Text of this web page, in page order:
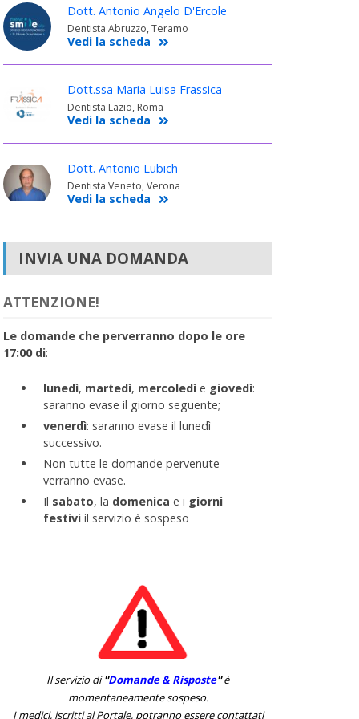
Dott. Antonio Angelo D'Ercole
Dentista Abruzzo, Teramo
Vedi la scheda
Dott.ssa Maria Luisa Frassica
Dentista Lazio, Roma
Vedi la scheda
Dott. Antonio Lubich
Dentista Veneto, Verona
Vedi la scheda
INVIA UNA DOMANDA
ATTENZIONE!
Le domande che perverranno dopo le ore
17:00 di:
lunedì, martedì, mercoledì e giovedì:
saranno evase il giorno seguente;
venerdì: saranno evase il lunedì
successivo.
Non tutte le domande pervenute
verranno evase.
Il sabato, la domenica e i giorni
festiviil servizio è sospeso
Il servizio di''Domande & Risposte''è
momentaneamente sospeso.
I medici, iscritti al Portale, potranno essere contattati